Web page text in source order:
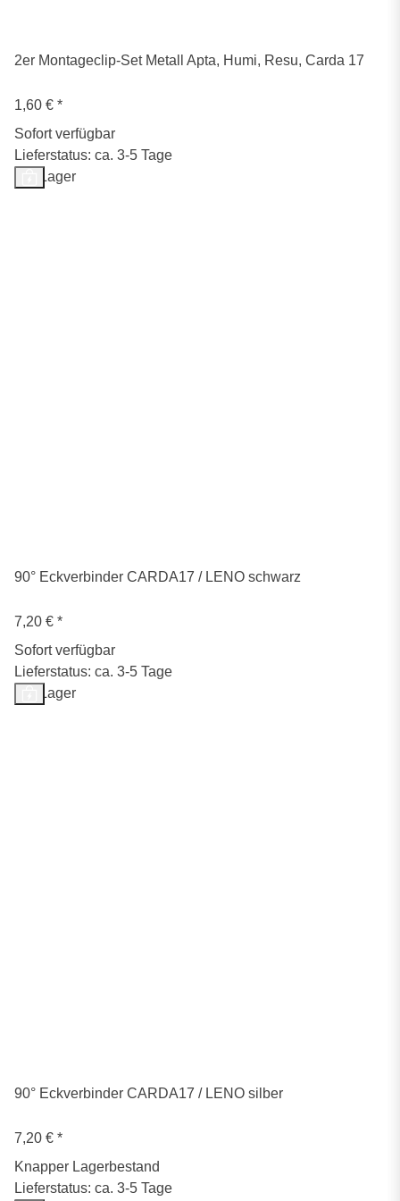
2er Montageclip-Set Metall Apta, Humi, Resu, Carda 17
1,60 € *
Sofort verfügbar
Lieferstatus: ca. 3-5 Tage
Auf Lager
90° Eckverbinder CARDA17 / LENO schwarz
7,20 € *
Sofort verfügbar
Lieferstatus: ca. 3-5 Tage
Auf Lager
90° Eckverbinder CARDA17 / LENO silber
7,20 € *
Knapper Lagerbestand
Lieferstatus: ca. 3-5 Tage